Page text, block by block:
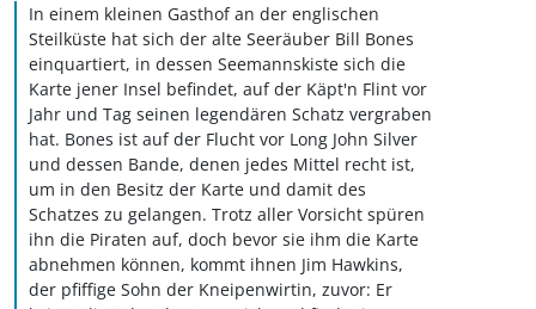
In einem kleinen Gasthof an der englischen
Steilküste hat sich der alte Seeräuber Bill Bones
einquartiert, in dessen Seemannskiste sich die
Karte jener Insel befindet, auf der Käpt'n Flint vor
Jahr und Tag seinen legendären Schatz vergraben
hat. Bones ist auf der Flucht vor Long John Silver
und dessen Bande, denen jedes Mittel recht ist,
um in den Besitz der Karte und damit des
Schatzes zu gelangen. Trotz aller Vorsicht spüren
ihn die Piraten auf, doch bevor sie ihm die Karte
abnehmen können, kommt ihnen Jim Hawkins,
der pfiffige Sohn der Kneipenwirtin, zuvor: Er